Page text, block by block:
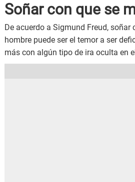
Soñar con que se
De acuerdo a Sigmund Freud,
hombre puede ser el temor a ser
más con algún tipo de ira oculta en